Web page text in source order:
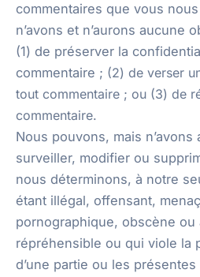
commentaires que vous
n’avons et n’aurons aucune
(1) de préserver la
commentaire ; (2) de verser
tout commentaire ; ou (3) de
commentaire.
Nous pouvons, mais
surveiller, modifier ou
nous déterminons, à notre
étant illégal, offensant,
pornographique, obscène ou
répréhensible ou qui viole la
d’une partie ou les